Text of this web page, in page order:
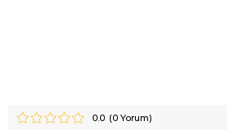
0.0 (0Yorum)